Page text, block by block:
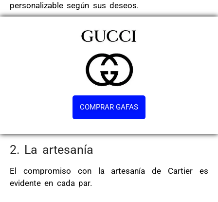
personalizable según sus deseos.
COMPRAR GAFAS
2. La artesanía
El compromiso con la artesanía de Cartier es
evidente en cada par.